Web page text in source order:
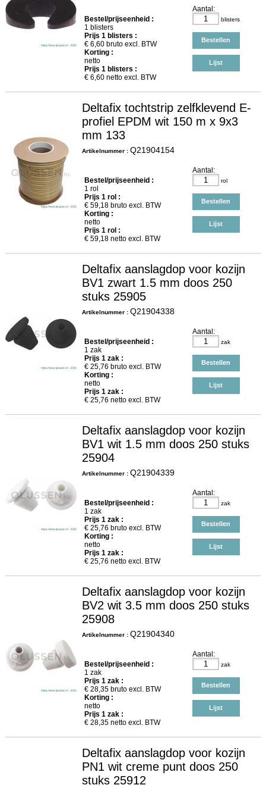
Bestel/prijseenheid :
1 blisters
Prijs 1blisters :
€ 6,60bruto excl. BTW
Korting :
netto
Prijs 1blisters :
€ 6,60netto excl. BTW
Aantal:
blisters
Bestellen
Lijst
Deltafix tochtstrip zelfklevend E-
profiel EPDM wit 150 m x 9x3
mm 133
Artikelnummer : Q21904154
Bestel/prijseenheid :
1 rol
Prijs 1rol :
€ 59,18bruto excl. BTW
Korting :
netto
Prijs 1rol :
€ 59,18netto excl. BTW
Aantal:
rol
Bestellen
Lijst
Deltafix aanslagdop voor kozijn
BV1 zwart 1.5 mm doos 250
stuks 25905
Artikelnummer : Q21904338
Bestel/prijseenheid :
1 zak
Prijs 1zak :
€ 25,76 bruto excl. BTW
Korting :
netto
Prijs 1zak :
€ 25,76 netto excl. BTW
Aantal:
zak
Bestellen
Lijst
Deltafix aanslagdop voor kozijn
BV1 wit 1.5 mm doos 250 stuks
25904
Artikelnummer : Q21904339
Bestel/prijseenheid :
1 zak
Prijs 1zak :
€ 25,76 bruto excl. BTW
Korting :
netto
Prijs 1zak :
€ 25,76 netto excl. BTW
Aantal:
zak
Bestellen
Lijst
Deltafix aanslagdop voor kozijn
BV2 wit 3.5 mm doos 250 stuks
25908
Artikelnummer : Q21904340
Bestel/prijseenheid :
1 zak
Prijs 1zak :
€ 28,35bruto excl. BTW
Korting :
netto
Prijs 1zak :
€ 28,35netto excl. BTW
Aantal:
zak
Bestellen
Lijst
Deltafix aanslagdop voor kozijn
PN1 wit creme punt doos 250
stuks 25912